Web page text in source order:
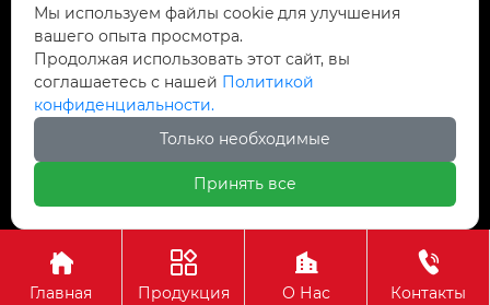
Контакты

Пров. Хэнань, г. Цзяоцзо, уезд Учжи, промзона
Чжаньдянь, ул. Промышленная Средняя
+86-18237110602
Авторское право©АО Хэнань Ясин Точная Ковка

Главная

Продукция

О Нас

Контакты
Мы используем файлы cookie для улучшения
вашего опыта просмотра.
Продолжая использовать этот сайт, вы
соглашаетесь с нашей Политикой
конфиденциальности.
Только необходимые
Принять все